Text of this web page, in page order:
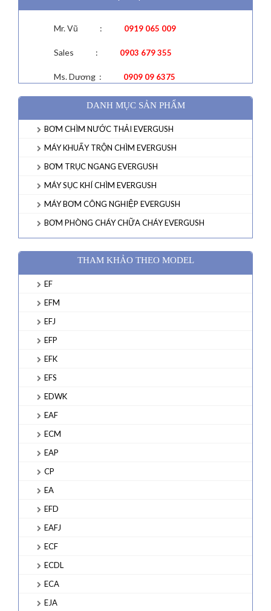
Mr. Vũ : 0919 065 009
Sales : 0903 679 355
Ms. Dương : 0909 09 6375
DANH MỤC SẢN PHẨM
BƠM CHÌM NƯỚC THẢI EVERGUSH
MÁY KHUẤY TRỘN CHÌM EVERGUSH
BƠM TRỤC NGANG EVERGUSH
MÁY SỤC KHÍ CHÌM EVERGUSH
MÁY BƠM CÔNG NGHIỆP EVERGUSH
BƠM PHÒNG CHÁY CHỮA CHÁY EVERGUSH
THAM KHẢO THEO MODEL
EF
EFM
EFJ
EFP
EFK
EFS
EDWK
EAF
ECM
EAP
CP
EA
EFD
EAFJ
ECF
ECDL
ECA
EJA